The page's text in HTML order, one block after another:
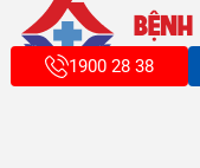
Copyright
1900 28 38